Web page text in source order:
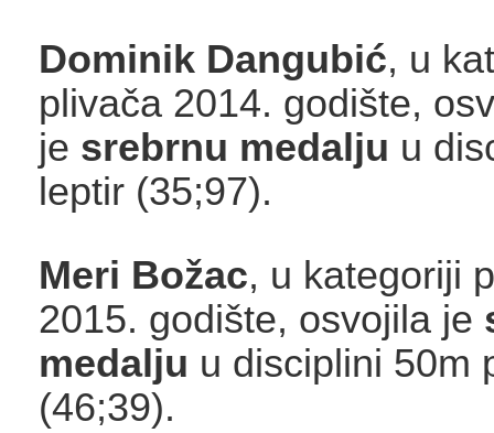
Dominik Dangubić, u
plivača 2014. godište,
je srebrnu medalju u
leptir (35;97).
Meri Božac, u kategoriji
2015. godište, osvojila je
medalju u disciplini 50m
(46;39).